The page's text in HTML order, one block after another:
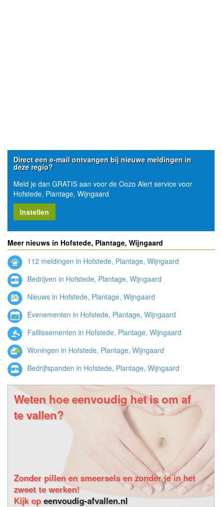
Direct een e-mail ontvangen bij nieuwe meldingen in
deze regio?
Meld je dan GRATIS aan voor de Oozo Alert service voor
Hofstede, Plantage, Wijngaard
Instellen
Meer nieuws in Hofstede, Plantage, Wijngaard
112 meldingen in Hofstede, Plantage, Wijngaard
Bedrijven in Hofstede, Plantage, Wijngaard
Nieuws in Hofstede, Plantage, Wijngaard
Evenementen in Hofstede, Plantage, Wijngaard
Faillissementen in Hofstede, Plantage, Wijngaard
Woningen in Hofstede, Plantage, Wijngaard
Bedrijfspanden in Hofstede, Plantage, Wijngaard
Weten hoe eenvoudig het is om af
te vallen?
Zonder pillen en smeersels en zonder je in het
zweet te werken!
Kijk opeenvoudig-afvallen.nl